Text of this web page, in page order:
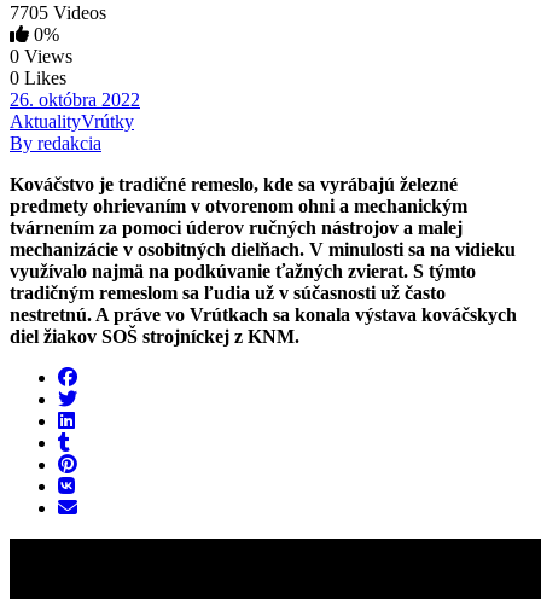
7705 Videos
0%
0 Views
0 Likes
26. októbra 2022
AktualityVrútky
By redakcia
Kováčstvo je tradičné remeslo, kde sa vyrábajú železné
predmety ohrievaním v otvorenom ohni a mechanickým
tvárnením za pomoci úderov ručných nástrojov a malej
mechanizácie v osobitných dielňach. V minulosti sa na vidieku
využívalo najmä na podkúvanie ťažných zvierat. S týmto
tradičným remeslom sa ľudia už v súčasnosti už často
nestretnú. A práve vo Vrútkach sa konala výstava kováčskych
diel žiakov SOŠ strojníckej z KNM.